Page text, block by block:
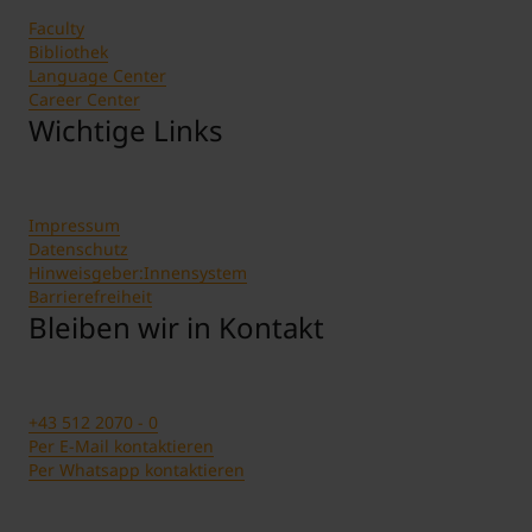
Arbeit; max. 0,5 – 1 Seite)
Faculty
Bibliothek
Language Center
Career Center
Wichtige Links
Impressum
Datenschutz
Hinweisgeber:Innensystem
Barrierefreiheit
Bleiben wir in Kontakt
+43 512 2070 - 0
Per E-Mail kontaktieren
Per Whatsapp kontaktieren